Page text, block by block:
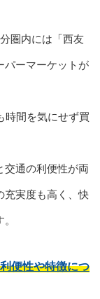
圏内には「西友
パーマーケットが
時間を気にせず買
交通の利便性が両
充実度も高く、快
便性や特徴につ